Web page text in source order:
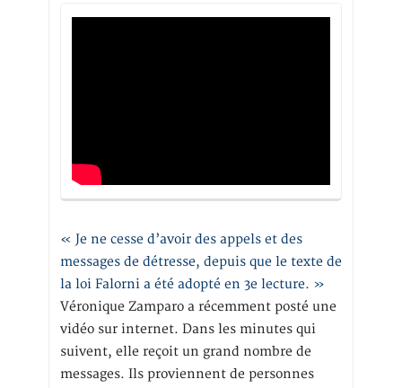
« Je ne cesse d’avoir des appels et des
messages de détresse, depuis que le texte de
la loi Falorni a été adopté en 3e lecture. »
Véronique Zamparo a récemment posté une
vidéo sur internet. Dans les minutes qui
suivent, elle reçoit un grand nombre de
messages. Ils proviennent de personnes